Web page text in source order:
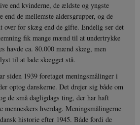
end kvinderne, de ældste og yngste
end de mellemste aldersgrupper, og de
over for skæg end de gifte. Endelig ser det
fik mange mænd til at undertrykke
havde ca. 80.000 mænd skæg, men
til at lade skægget stå.
siden 1939 foretaget meningsmålinger i
optog danskerne. Det drejer sig både om
de små dagligdags ting, der har haft
menneskers hverdag. Meningsmålingerne
historie efter 1945. Både fordi de